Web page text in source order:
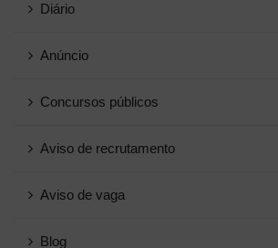
Diário
Anúncio
Concursos públicos
Aviso de recrutamento
Aviso de vaga
Blog